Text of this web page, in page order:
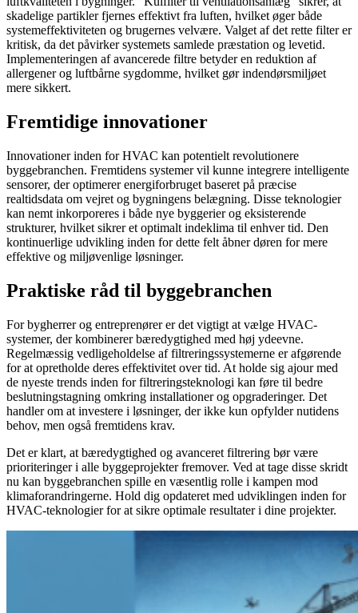
skadelige partikler fjernes effektivt fra luften, hvilket øger både
systemeffektiviteten og brugernes velvære. Valget af det rette filter er
kritisk, da det påvirker systemets samlede præstation og levetid.
Implementeringen af avancerede filtre betyder en reduktion af
allergener og luftbårne sygdomme, hvilket gør indendørsmiljøet
mere sikkert.
Fremtidige innovationer
Innovationer inden for HVAC kan potentielt revolutionere
byggebranchen. Fremtidens systemer vil kunne integrere intelligente
sensorer, der optimerer energiforbruget baseret på præcise
realtidsdata om vejret og bygningens belægning. Disse teknologier
kan nemt inkorporeres i både nye byggerier og eksisterende
strukturer, hvilket sikrer et optimalt indeklima til enhver tid. Den
kontinuerlige udvikling inden for dette felt åbner døren for mere
effektive og miljøvenlige løsninger.
Praktiske råd til byggebranchen
For bygherrer og entreprenører er det vigtigt at vælge HVAC-
systemer, der kombinerer bæredygtighed med høj ydeevne.
Regelmæssig vedligeholdelse af filtreringssystemerne er afgørende
for at opretholde deres effektivitet over tid. At holde sig ajour med
de nyeste trends inden for filtreringsteknologi kan føre til bedre
beslutningstagning omkring installationer og opgraderinger. Det
handler om at investere i løsninger, der ikke kun opfylder nutidens
behov, men også fremtidens krav.
Det er klart, at bæredygtighed og avanceret filtrering bør være
prioriteringer i alle byggeprojekter fremover. Ved at tage disse skridt
nu kan byggebranchen spille en væsentlig rolle i kampen mod
klimaforandringerne. Hold dig opdateret med udviklingen inden for
HVAC-teknologier for at sikre optimale resultater i dine projekter.